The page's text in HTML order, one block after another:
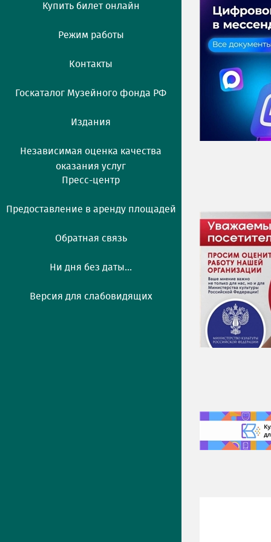
Купить билет онлайн
Режим работы
Контакты
Госкаталог Музейного фонда РФ
Издания
Независимая оценка качества
оказания услуг
Пресс-центр
Предоставление в аренду площадей
Обратная связь
Ни дня без даты...
Версия для слабовидящих